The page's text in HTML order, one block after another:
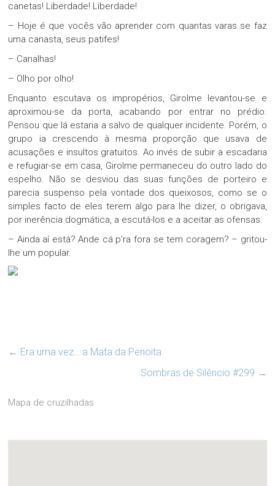
canetas! Liberdade! Liberdade!
– Hoje é que vocês vão aprender com quantas varas se faz
uma canasta, seus patifes!
– Canalhas!
– Olho por olho!
Enquanto escutava os impropérios, Girolme levantou-se e
aproximou-se da porta, acabando por entrar no prédio.
Pensou que lá estaria a salvo de qualquer incidente. Porém, o
grupo ia crescendo à mesma proporção que usava de
acusações e insultos gratuitos. Ao invés de subir a escadaria
e refugiar-se em casa, Girolme permaneceu do outro lado do
espelho. Não se desviou das suas funções de porteiro e
parecia suspenso pela vontade dos queixosos, como se o
simples facto de eles terem algo para lhe dizer, o obrigava,
por inerência dogmática, a escutá-los e a aceitar as ofensas.
– Ainda aí está? Ande cá p’ra fora se tem coragem? – gritou-
lhe um popular.
← Era uma vez… a Mata da Penoita
Sombras de Silêncio #299 →
Mapa de cruzilhadas